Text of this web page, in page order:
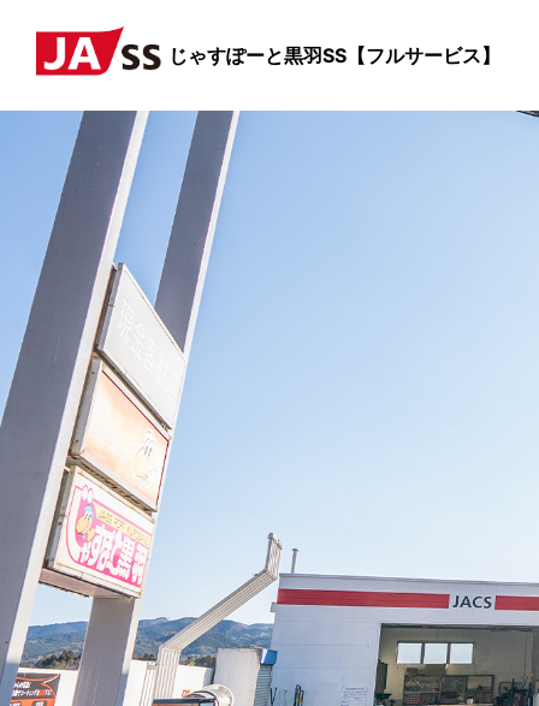
じゃすぽーと黒羽SS【フルサービス】